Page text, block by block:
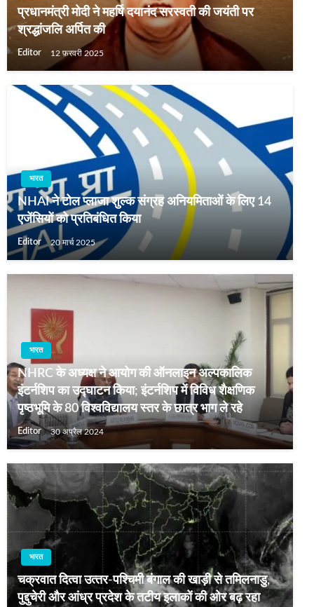
प्रधानमंत्री मोदी ने महर्षि दयानंद सरस्वती की जयंती पर
श्रद्धांजलि अर्पित की
Editor 12 फ़रवरी 2025
भारत
NHAI ने टोल प्लाजा शुल्क संग्रह अनियमिताओं के लिए 14
एजेंसियों को प्रतिबंधित किया
Editor 20 मार्च 2025
भारत
NHRC के अध्यक्ष ने आयोग की ऑनलाइन अल्पकालिक
इंटर्नशिप का उद्घाटन किया; इंटर्नशिप में विविध शैक्षणिक
पृष्ठभूमि के 80 विश्वविद्यालय स्तर के छात्र भाग ले रहे
Editor 30 अप्रैल 2024
भारत
चक्रवात दित्‍वा उत्‍तर-पश्चिमी बंगाल की खाड़ी से तमिलनाडु,
पुद्दुचेरी और आंध्र प्रदेश के तटीय इलाकों की ओर बढ़ रहा